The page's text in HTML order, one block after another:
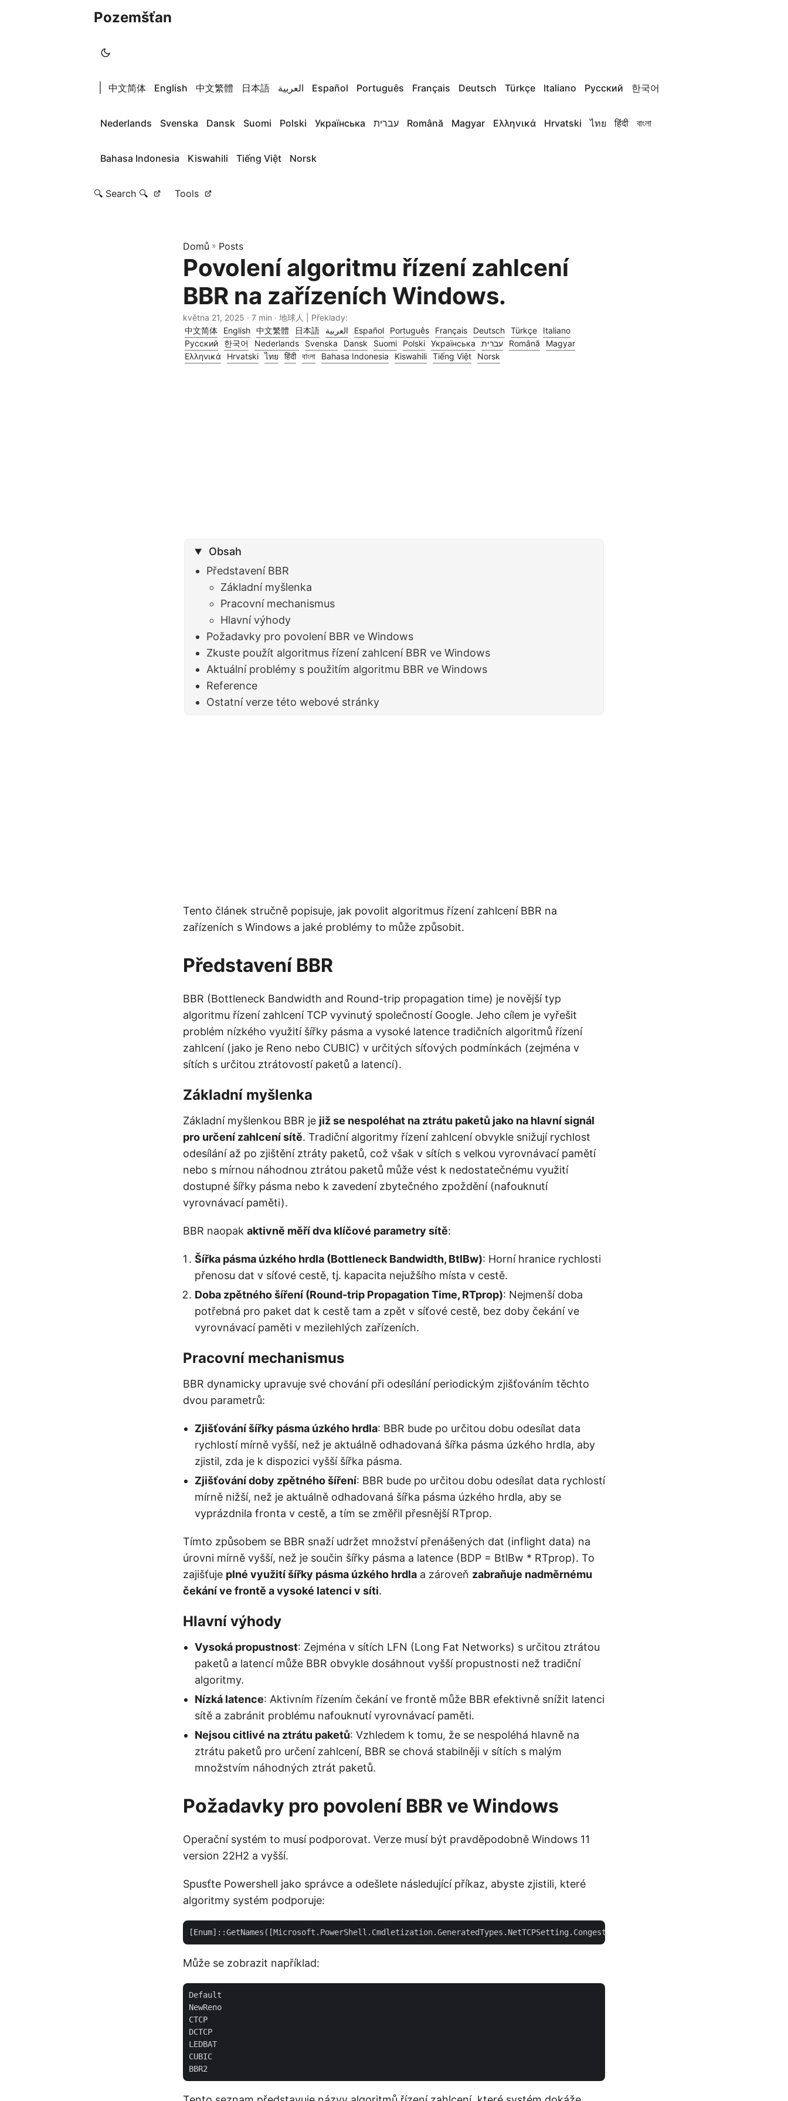
Pozemšťan
中文简体 English 中文繁體 日本語 العربية Español Português Français Deutsch Türkçe Italiano Русский 한국어
Nederlands Svenska Dansk Suomi Polski Українська עברית Română Magyar Ελληνικά Hrvatski ไทย हिंदी বাংলা
Bahasa Indonesia Kiswahili Tiếng Việt Norsk
🔍 Search 🔍 Tools
Domů » Posts
Povolení algoritmu řízení zahlcení
BBR na zařízeních Windows.
května 21, 2025 · 7 min · 地球人 | Překlady:
中文简体
English 中文繁體 日本語 العربية Español Português Français Deutsch Türkçe
Italiano
Русский
한국어 Nederlands Svenska Dansk Suomi Polski Українська עברית Română
Magyar
Ελληνικά
Hrvatski ไทย हिंदी বাংলা Bahasa Indonesia Kiswahili Tiếng Việt Norsk
Obsah
Představení BBR
Základní myšlenka
Pracovní mechanismus
Hlavní výhody
Požadavky pro povolení BBR ve Windows
Zkuste použít algoritmus řízení zahlcení BBR ve Windows
Aktuální problémy s použitím algoritmu BBR ve Windows
Reference
Ostatní verze této webové stránky
Tento článek stručně popisuje, jak povolit algoritmus řízení zahlcení BBR na
zařízeních s Windows a jaké problémy to může způsobit.
Představení BBR
BBR (Bottleneck Bandwidth and Round-trip propagation time) je novější typ
algoritmu řízení zahlcení TCP vyvinutý společností Google. Jeho cílem je vyřešit
problém nízkého využití šířky pásma a vysoké latence tradičních algoritmů řízení
zahlcení (jako je Reno nebo CUBIC) v určitých síťových podmínkách (zejména v
sítích s určitou ztrátovostí paketů a latencí).
Základní myšlenka
Základní myšlenkou BBR je již se nespoléhat na ztrátu paketů jako na hlavní signál
pro určení zahlcení sítě. Tradiční algoritmy řízení zahlcení obvykle snižují rychlost
odesílání až po zjištění ztráty paketů, což však v sítích s velkou vyrovnávací pamětí
nebo s mírnou náhodnou ztrátou paketů může vést k nedostatečnému využití
dostupné šířky pásma nebo k zavedení zbytečného zpoždění (nafouknutí
vyrovnávací paměti).
BBR naopak aktivně měří dva klíčové parametry sítě:
Šířka pásma úzkého hrdla (Bottleneck Bandwidth, BtlBw): Horní hranice rychlosti
přenosu dat v síťové cestě, tj. kapacita nejužšího místa v cestě.
Doba zpětného šíření (Round-trip Propagation Time, RTprop): Nejmenší doba
potřebná pro paket dat k cestě tam a zpět v síťové cestě, bez doby čekání ve
vyrovnávací paměti v mezilehlých zařízeních.
Pracovní mechanismus
BBR dynamicky upravuje své chování při odesílání periodickým zjišťováním těchto
dvou parametrů:
Zjišťování šířky pásma úzkého hrdla: BBR bude po určitou dobu odesílat data
rychlostí mírně vyšší, než je aktuálně odhadovaná šířka pásma úzkého hrdla, aby
zjistil, zda je k dispozici vyšší šířka pásma.
Zjišťování doby zpětného šíření: BBR bude po určitou dobu odesílat data rychlostí
mírně nižší, než je aktuálně odhadovaná šířka pásma úzkého hrdla, aby se
vyprázdnila fronta v cestě, a tím se změřil přesnější RTprop.
Tímto způsobem se BBR snaží udržet množství přenášených dat (inflight data) na
úrovni mírně vyšší, než je součin šířky pásma a latence (BDP = BtlBw * RTprop). To
zajišťuje plné využití šířky pásma úzkého hrdla a zároveň zabraňuje nadměrnému
čekání ve frontě a vysoké latenci v síti.
Hlavní výhody
Vysoká propustnost: Zejména v sítích LFN (Long Fat Networks) s určitou ztrátou
paketů a latencí může BBR obvykle dosáhnout vyšší propustnosti než tradiční
algoritmy.
Nízká latence: Aktivním řízením čekání ve frontě může BBR efektivně snížit latenci
sítě a zabránit problému nafouknutí vyrovnávací paměti.
Nejsou citlivé na ztrátu paketů: Vzhledem k tomu, že se nespoléhá hlavně na
ztrátu paketů pro určení zahlcení, BBR se chová stabilněji v sítích s malým
množstvím náhodných ztrát paketů.
Požadavky pro povolení BBR ve Windows
Operační systém to musí podporovat. Verze musí být pravděpodobně Windows 11
version 22H2 a vyšší.
Spusťte Powershell jako správce a odešlete následující příkaz, abyste zjistili, které
algoritmy systém podporuje:
Může se zobrazit například:
Default
NewReno
CTCP
DCTCP
LEDBAT
CUBIC